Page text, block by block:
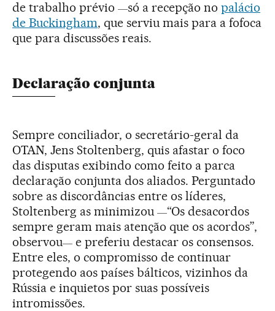
de trabalho prévio —só a recepção no palácio
de Buckingham, que serviu mais para a fofoca
que para discussões reais.
Declaração conjunta
Sempre conciliador, o secretário-geral da
OTAN, Jens Stoltenberg, quis afastar o foco
das disputas exibindo como feito a parca
declaração conjunta dos aliados. Perguntado
sobre as discordâncias entre os líderes,
Stoltenberg as minimizou —“Os desacordos
sempre geram mais atenção que os acordos”,
observou— e preferiu destacar os consensos.
Entre eles, o compromisso de continuar
protegendo aos países bálticos, vizinhos da
Rússia e inquietos por suas possíveis
intromissões.